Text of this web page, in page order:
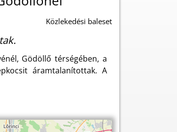
Közlekedési baleset
Gödöllő térségében, a
áramtalanítottak. A